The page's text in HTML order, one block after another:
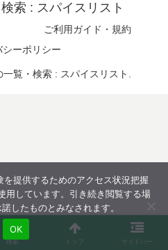
索 : スパイスリスト
ご利用ガイド・規約
シーポリシー
覧・検索 : スパイスリスト.
検索 トップ サイドバー
を提供するためのアクセス状況把握
用しています。引き続き閲覧する場
したものとみなされます。
OK